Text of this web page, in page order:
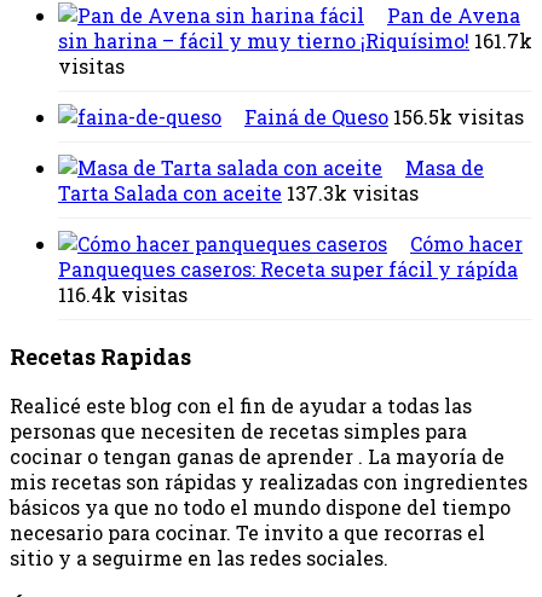
Pan de Avena
sin harina – fácil y muy tierno ¡Riquísimo! 161.7k
visitas
Fainá de Queso 156.5k visitas
Masa de
Tarta Salada con aceite 137.3k visitas
Cómo hacer
Panqueques caseros: Receta super fácil y rápída
116.4k visitas
Recetas Rapidas
Realicé este blog con el fin de ayudar a todas las
personas que necesiten de recetas simples para
cocinar o tengan ganas de aprender . La mayoría de
mis recetas son rápidas y realizadas con ingredientes
básicos ya que no todo el mundo dispone del tiempo
necesario para cocinar. Te invito a que recorras el
sitio y a seguirme en las redes sociales.